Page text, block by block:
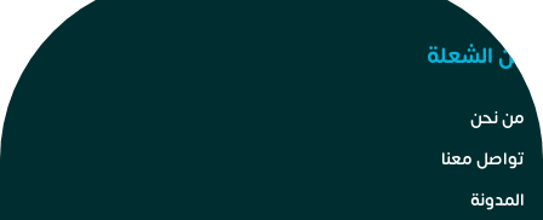
عن الشعلة
من نحن
تواصل معنا
المدونة